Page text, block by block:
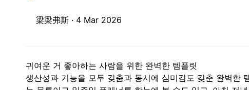
梁梁弗斯 · 4 Mar 2026
귀여운 거 좋아하는 사람을 위한 완벽한 템플릿
생산성과 기능을 모두 갖춤과 동시에 심미감도 갖춘 완벽한